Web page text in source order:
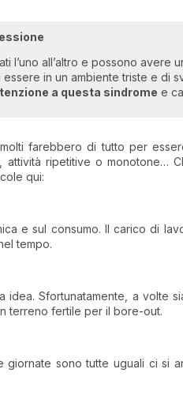
all’altro e possono avere
in un ambiente triste e di
a questa sindrome e
farebbero di tutto per
attività ripetitive o monotone…
qui:
e sul consumo. Il carico di
tempo.
Sfortunatamente, a volte
terreno fertile per il bore-out.
sono tutte uguali ci si